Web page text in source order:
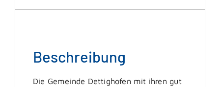
Beschreibung
Die Gemeinde Dettighofen mit ihren gut